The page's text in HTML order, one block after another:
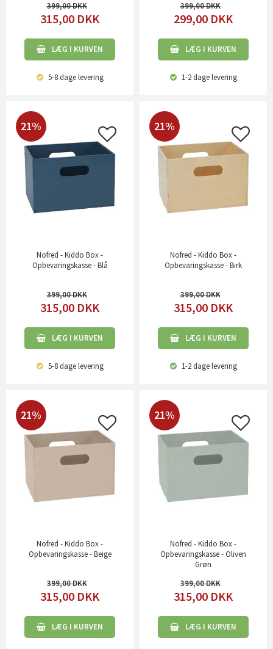
399,00
315,00 DKK
LÆG I KURVEN
5-8 dagelevering
399,00
299,00 DKK
LÆG I KURVEN
1-2 dagelevering
21%
Nofred - Kiddo Box -
Opbevaringskasse - Blå
399,00
315,00 DKK
LÆG I KURVEN
5-8 dagelevering
21%
Nofred - Kiddo Box -
Opbevaringskasse - Birk
399,00
315,00 DKK
LÆG I KURVEN
1-2 dagelevering
21%
Nofred - Kiddo Box -
Opbevaringskasse - Beige
399,00
315,00 DKK
LÆG I KURVEN
21%
Nofred - Kiddo Box -
Opbevaringskasse - Oliven
Grøn
399,00
315,00 DKK
LÆG I KURVEN